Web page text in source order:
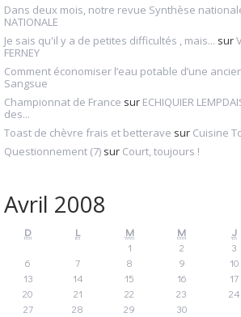
Dans deux mois, notre revue Synthèse
NATIONALE
Je sais qu'il y a de petites difficultés , mais... sur
FERNEY
Comment économiser l’eau potable d’une
Sangsue
Championnat de France sur ECHIQUIER
des...
Toast de chèvre frais et betterave sur Cuisine
Questionnement (7) sur Court, toujours !
Avril 2008
D L M M J
1
2 3
6
7 8 9 10
13
14 15 16 17
20
21 22 23 24
27
28 29 30